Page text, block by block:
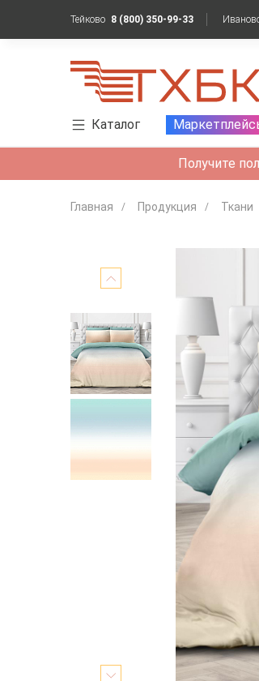
Тейково 8 (800) 350-99-33
Каталог
Получите
Главная Продукция Ткани